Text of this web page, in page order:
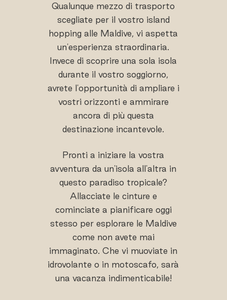
Qualunque mezzo di trasporto
scegliate per il vostro island
hopping alle Maldive, vi aspetta
un'esperienza straordinaria.
Invece di scoprire una sola isola
durante il vostro soggiorno,
avrete l'opportunità di ampliare i
vostri orizzonti e ammirare
ancora di più questa
destinazione incantevole.
Pronti a iniziare la vostra
avventura da un'isola all'altra in
questo paradiso tropicale?
Allacciate le cinture e
cominciate a pianificare oggi
stesso per esplorare le Maldive
come non avete mai
immaginato. Che vi muoviate in
idrovolante o in motoscafo, sarà
una vacanza indimenticabile!